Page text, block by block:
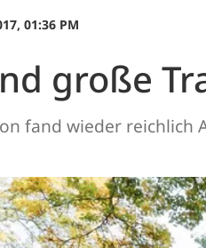
01:36 PM
große
fand wieder reichlich